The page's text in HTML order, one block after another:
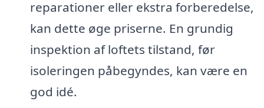
reparationer eller ekstra forberedelse,
kan dette øge priserne. En grundig
inspektion af loftets tilstand, før
isoleringen påbegyndes, kan være en
god idé.